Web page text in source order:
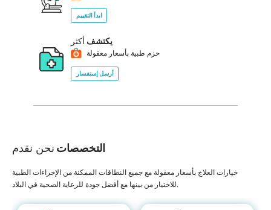
ابدأ التقييم
يكتشف أكثر
حزم طبية بأسعار معقولة
أرسل إستفسار
التخصصات نحن نقدم
خيارات العلاج بأسعار معقولة مع جميع النطاقات الممكنة من الإجراءات الطبية
للاختيار من بينها مع أفضل جودة للرعاية الصحية في البلاد.